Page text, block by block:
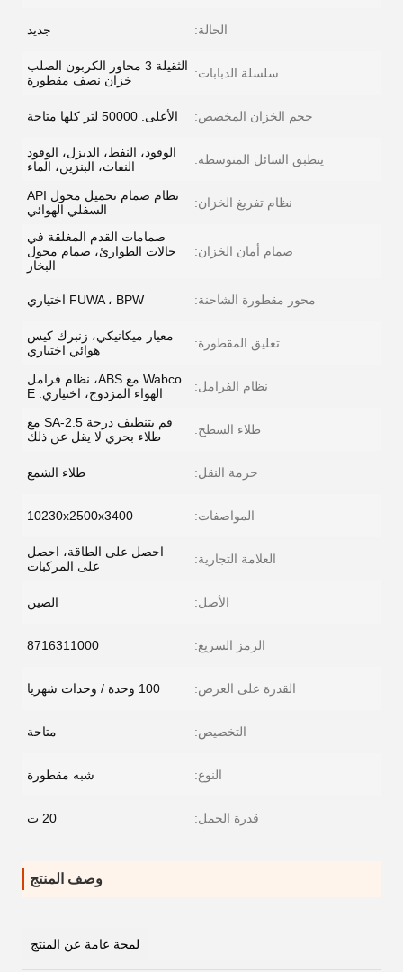
الحالة: جديد
سلسلة الدبابات:
الثقيلة 3 محاور الكربون الصلب
خزان نصف مقطورة
حجم الخزان المخصص: الأعلى. 50000 لتر كلها متاحة
ينطبق السائل المتوسطة:
الوقود، النفط، الديزل، الوقود
النفاث، البنزين، الماء
نظام تفريغ الخزان:
نظام صمام تحميل محول API
السفلي الهوائي
صمام أمان الخزان:
صمامات القدم المغلقة في
حالات الطوارئ، صمام محول
البخار
محور مقطورة الشاحنة: FUWA ، BPW اختياري
تعليق المقطورة:
معيار ميكانيكي، زنبرك كيس
هوائي اختياري
نظام الفرامل:
Wabco مع ABS، نظام فرامل
الهواء المزدوج، اختياري: E
طلاء السطح:
قم بتنظيف درجة SA-2.5 مع
طلاء بحري لا يقل عن ذلك
حزمة النقل: طلاء الشمع
المواصفات: 10230x2500x3400
العلامة التجارية:
احصل على الطاقة، احصل
على المركبات
الأصل: الصين
الرمز السريع: 8716311000
القدرة على العرض: 100 وحدة / وحدات شهريا
التخصيص: متاحة
النوع: شبه مقطورة
قدرة الحمل: 20 ت
وصف المنتج
لمحة عامة عن المنتج